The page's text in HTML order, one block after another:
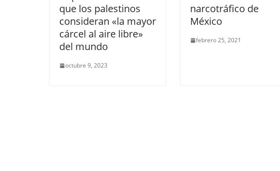
que los palestinos
consideran «la mayor
cárcel al aire libre»
del mundo
octubre 9, 2023
narcotráfico de
México
febrero 25, 2021